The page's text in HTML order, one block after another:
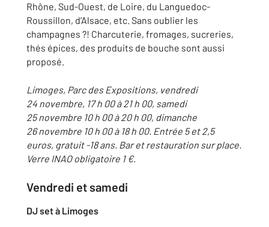
Rhône, Sud-Ouest, de Loire, du Languedoc-
Roussillon, d’Alsace, etc. Sans oublier les
champagnes ?! Charcuterie, fromages, sucreries,
thés épices, des produits de bouche sont aussi
proposé.
Limoges, Parc des Expositions, vendredi
24 novembre, 17 h 00 à 21 h 00, samedi
25 novembre 10 h 00 à 20 h 00, dimanche
26 novembre 10 h 00 à 18 h 00. Entrée 5 et 2,5
euros, gratuit -18 ans. Bar et restauration sur place.
Verre INAO obligatoire 1 €.
Vendredi et samedi
DJ set à Limoges